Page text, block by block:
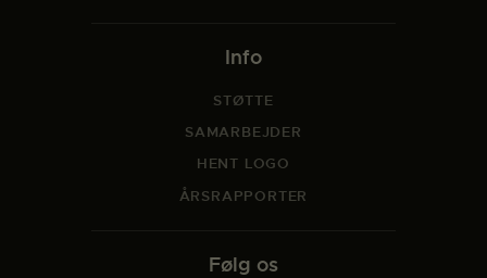
Info
STØTTE
SAMARBEJDER
HENT LOGO
ÅRSRAPPORTER
Følg os